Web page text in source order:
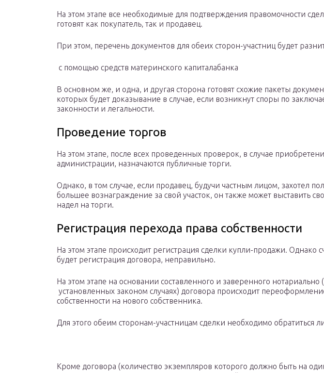
На этом этапе все необходимые для подтверждения правомочности
готовят как покупатель, так и продавец.
При этом, перечень документов для обеих сторон-участниц будет
с помощью средств материнского капиталабанка
В основном же, и одна, и другая сторона готовят схожие пакеты
которых будет доказывание в случае, если возникнут споры по
законности и легальности.
Проведение торгов
На этом этапе, после всех проведенных проверок, в случае
администрации, назначаются публичные торги.
Однако, в том случае, если продавец, будучи частным лицом, захотел
большее вознаграждение за свой участок, он также может выставить
надел на торги.
Регистрация перехода права собственности
На этом этапе происходит регистрация сделки купли-продажи. Однако
будет регистрация договора, неправильно.
На этом этапе на основании составленного и заверенного нотариально
установленных законом случаях) договора происходит
собственности на нового собственника.
Для этого обеим сторонам-участницам сделки необходимо обратиться
Кроме договора (количество экземпляров которого должно быть на